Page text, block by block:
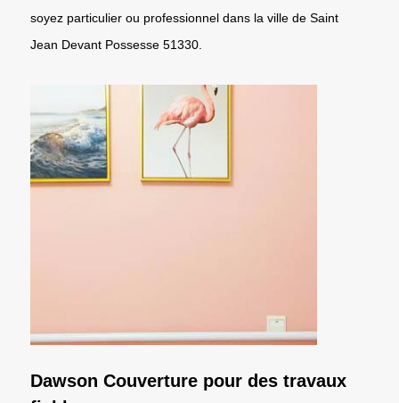
soyez particulier ou professionnel dans la ville de Saint
Jean Devant Possesse 51330.
Dawson Couverture pour des travaux